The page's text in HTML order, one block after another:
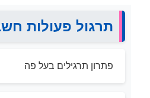
תרגול פעולות
פתרון תרגילים בעל פה